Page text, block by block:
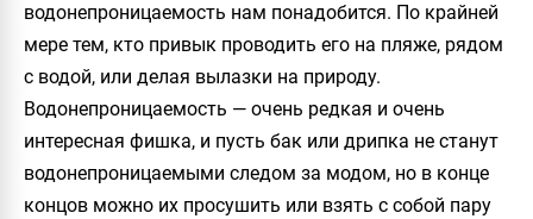
водонепроницаемость нам понадобится. По крайней
мере тем, кто привык проводить его на пляже, рядом
с водой, или делая вылазки на природу.
Водонепроницаемость — очень редкая и очень
интересная фишка, и пусть бак или дрипка не станут
водонепроницаемыми следом за модом, но в конце
концов можно их просушить или взять с собой пару